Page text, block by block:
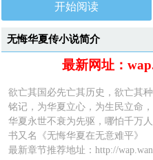
开始阅读
无悔华夏传小说简介
最新网址：
欲亡其国必先亡其历史，欲亡其
铭记，为华夏立心，为生民立命
华夏永世不衰为先驱，哪怕千万
书又名《无悔华夏在无意难平》
最新章节推荐地址：http://